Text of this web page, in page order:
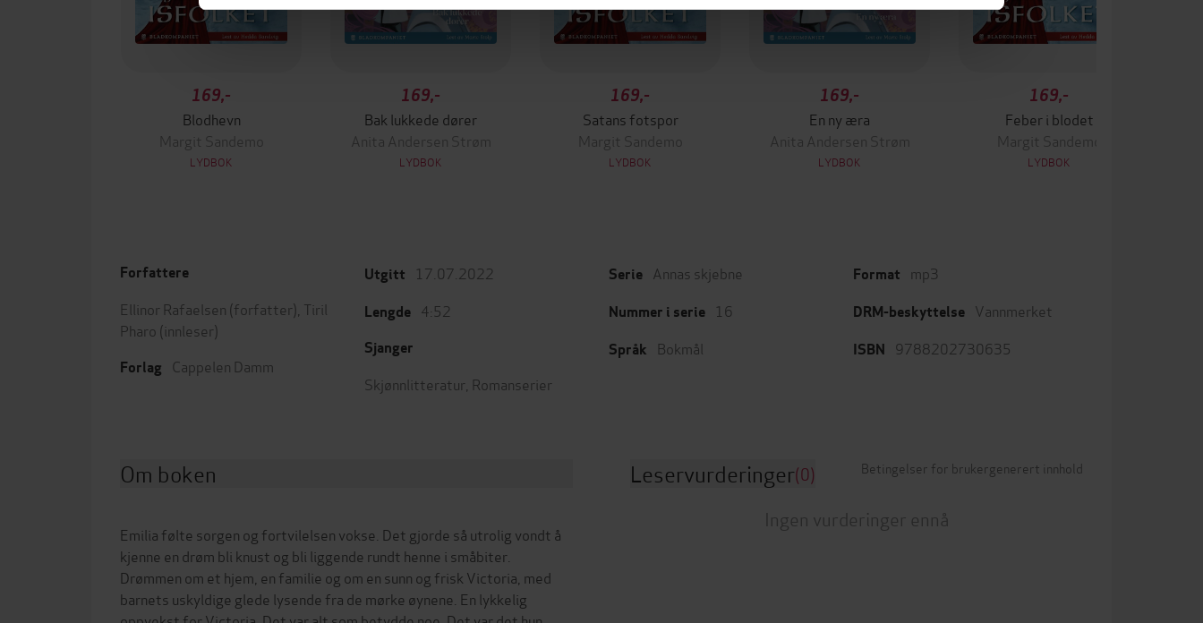
169,-
Blodhevn
Margit Sandemo
LYDBOK
169,-
Bak lukkede dører
Anita Andersen Strøm
LYDBOK
169,-
Satans fotspor
Margit Sandemo
LYDBOK
169,-
En ny æra
Anita Andersen Strøm
LYDBOK
169,-
Feber i blodet
Margit Sandemo
LYDBOK
Forfattere
Ellinor Rafaelsen (forfatter), Tiril
Pharo (innleser)
Forlag Cappelen Damm
Utgitt 17.07.2022
Lengde 4:52
Sjanger
Skjønnlitteratur Romanserier
Serie Annas skjebne
Nummer i serie 16
Språk Bokmål
Format mp3
DRM-beskyttelse Vannmerket
ISBN 9788202730635
Om boken
Emilia følte sorgen og fortvilelsen vokse. Det gjorde så utrolig vondt å
kjenne en drøm bli knust og bli liggende rundt henne i småbiter.
Drømmen om et hjem, en familie og om en sunn og frisk Victoria, med
barnets uskyldige glede lysende fra de mørke øynene. En lykkelig
Leservurderinger(0) Betingelser for brukergenerert innhold
Ingen vurderinger ennå